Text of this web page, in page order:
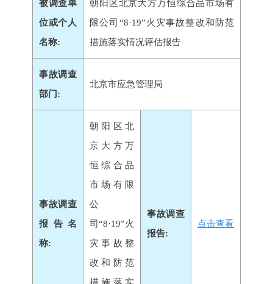
被调查单
位或个人
名称:
朝阳区北京大方万恒综合品市场有
限公司“8·19”火灾事故整改和防范
措施落实情况评估报告
事故调查
部门:
北京市应急管理局
事故调查
报告名
称:
朝阳区北
京大方万
恒综合品
市场有限
公
司“8·19”火
灾事故整
改和防范
事故调查
报告:
点击查看